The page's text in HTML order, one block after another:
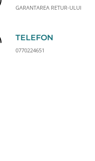
GARANTAREA RETUR-ULUI
TELEFON
0770224651